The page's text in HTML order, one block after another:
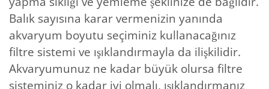
Balık sayısına karar vermenizin yanında
akvaryum boyutu seçiminiz kullanacağınız
filtre sistemi ve ışıklandırmayla da ilişkilidir.
Akvaryumunuz ne kadar büyük olursa filtre
sisteminiz o kadar iyi olmalı, ışıklandırmanız